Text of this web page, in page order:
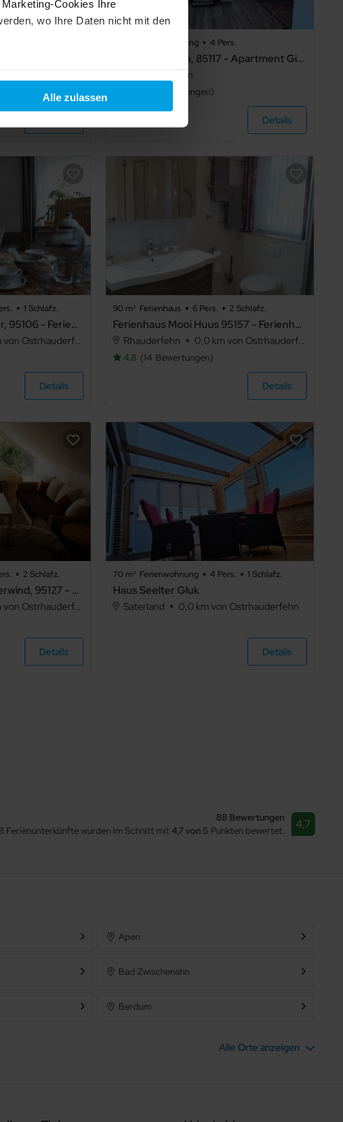
Cookies Ihre
wo Ihre Daten nicht mit den
Alle zulassen
Ferienwohnung 4 Pers.
Apartment Gina, 85117 - Apartment Gina
Ostrhauderfehn
Bewertungen
Details
1 Schlafz.
Ferienwohnung de Buhr, 95106 - Ferienwohnung de Buhr
Ostrhauderfehn
Details
90 m² Ferienhaus 6 Pers. 2 Schlafz.
Ferienhaus Mooi Huus 95157 - Ferienhaus Mooi Huus
Rhauderfehn 0,0 km von Ostrhauderfehn
4,8 14 Bewertungen
Details
2 Schlafz.
Ferienwohnung Sommerwind, 95127 - Ferienwohnung Sommerwind
Ostrhauderfehn
Details
70 m² Ferienwohnung 4 Pers. 1 Schlafz.
Haus Seelter Gluk
Saterland 0,0 km von Ostrhauderfehn
Details
4,7
88 Bewertungen
Ferienunterkünfte wurden im Schnitt mit 4,7 von 5 Punkten bewertet.
Apen
Bad Zwischenahn
Berdum
Alle Orte anzeigen